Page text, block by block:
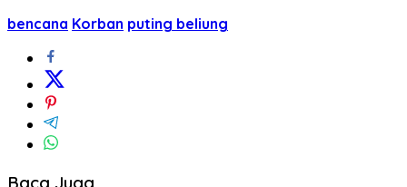
bencana Korban puting beliung
Baca Juga